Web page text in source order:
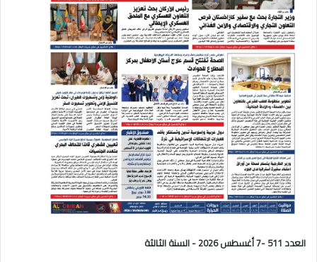
العدد 511 -7 أغسطس 2026 - السنة الثالثة